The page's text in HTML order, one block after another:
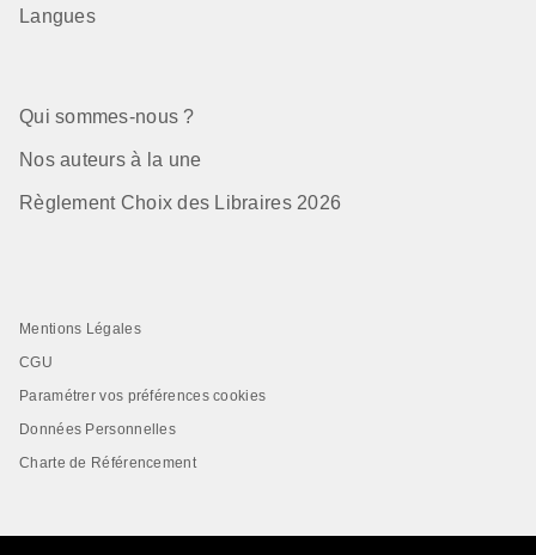
Langues
Qui sommes-nous ?
Nos auteurs à la une
Règlement Choix des Libraires 2026
Mentions Légales
CGU
Paramétrer vos préférences cookies
Données Personnelles
Charte de Référencement